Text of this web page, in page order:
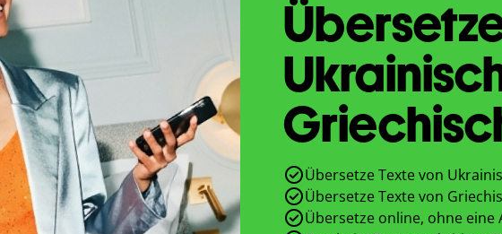
Übersetze Texte von
Übersetze Texte von
Übersetze online, ohne